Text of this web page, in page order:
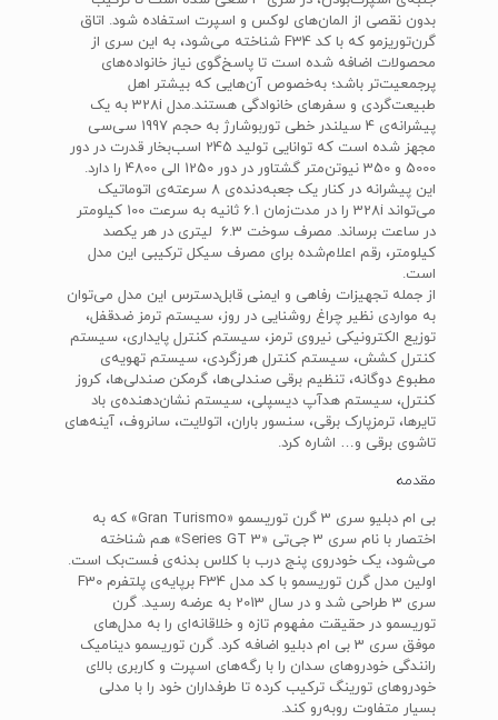
بدون نقصی از المان‌های لوکس و اسپرت استفاده شود. اتاق
گرن‌توریزمو که با کد F34 شناخته می‌شود، به این سری از
محصولات اضافه شده است تا پاسخ‌گوی نیاز خانواده‌های
پرجمعیت‌تر باشد؛ به‌خصوص آن‌هایی که بیشتر اهل
طبیعت‌گردی و سفرهای خانوادگی هستند.مدل 328i به یک
پیشرانه‌ی 4 سیلندر خطی توربوشارژ به حجم 1997 سی‌سی
مجهز شده است که توانایی تولید 245 اسب‌بخار قدرت در دور
5000 و 350 نیوتن‌متر گشتاور در دور 1250 الی 4800 را دارد.
این پیشرانه در کنار یک جعبه‌دنده‌ی 8 سرعته‌ی اتوماتیک
می‌تواند 328i را در مدت‌زمان 6.1 ثانیه به سرعت 100 کیلومتر
در ساعت برساند. مصرف سوخت 6.3 لیتری در هر یکصد
کیلومتر، رقم اعلام‌شده برای مصرف سیکل ترکیبی این مدل
است.
از جمله تجهیزات رفاهی و ایمنی قابل‌دسترس این مدل می‌توان
به مواردی نظیر چراغ روشنایی در روز، سیستم ترمز ضدقفل،
توزیع الکترونیکی نیروی ترمز، سیستم کنترل پایداری، سیستم
کنترل کشش، سیستم کنترل هرزگردی، سیستم تهویه‌ی
مطبوع دوگانه، تنظیم برقی صندلی‌ها، گرمکن صندلی‌ها، کروز
کنترل، سیستم هدآپ دیسپلی، سیستم نشان‌دهنده‌ی باد
تایرها، ترمزپارک برقی، سنسور باران، اتولایت، سانروف، آینه‌های
تاشوی برقی و… اشاره کرد.
مقدمه
بی ام دبلیو سری 3 گرن توریسمو «Gran Turismo» که به
اختصار با نام سری 3 جی‌تی «3 Series GT» هم شناخته
می‌شود، یک خودروی پنج درب با کلاس بدنه‌ی فست‌بک است.
اولین مدل گرن توریسمو با کد مدل F34 برپایه‌ی پلتفرم F30
سری 3 طراحی شد و در سال 2013 به عرضه رسید. گرن
توریسمو در حقیقت مفهوم تازه و خلاقانه‌ای را به مدل‌های
موفق سری 3 بی ام دبلیو اضافه کرد. گرن توریسمو دینامیک
رانندگی خودروهای سدان را با رگه‌های اسپرت و کاربری بالای
خودروهای تورینگ ترکیب کرده تا طرفداران خود را با مدلی
بسیار متفاوت روبه‌رو کند.